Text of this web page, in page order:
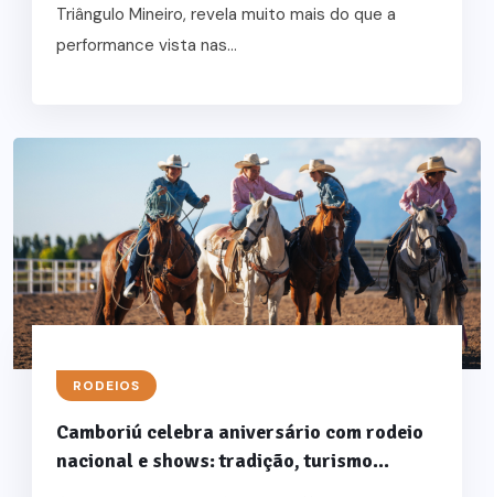
Triângulo Mineiro, revela muito mais do que a
performance vista nas...
RODEIOS
Camboriú celebra aniversário com rodeio
nacional e shows: tradição, turismo...